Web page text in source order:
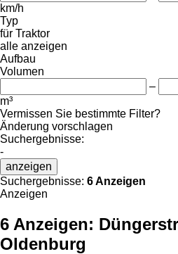
km/h
Typ
für Traktor
alle anzeigen
Aufbau
Volumen
–
m³
Vermissen Sie bestimmte Filter?
Änderung vorschlagen
Suchergebnisse:
-
anzeigen
Suchergebnisse: 6 Anzeigen
Anzeigen
6 Anzeigen:
Oldenburg